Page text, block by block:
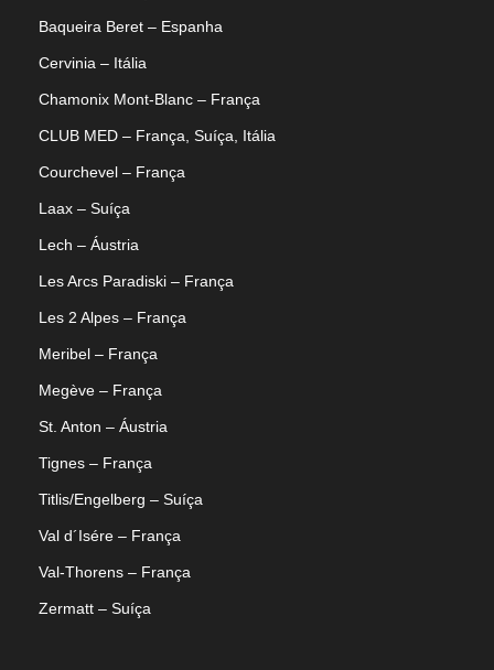
Baqueira Beret – Espanha
Cervinia – Itália
Chamonix Mont-Blanc – França
CLUB MED – França, Suíça, Itália
Courchevel – França
Laax – Suíça
Lech – Áustria
Les Arcs Paradiski – França
Les 2 Alpes – França
Meribel – França
Megève – França
St. Anton – Áustria
Tignes – França
Titlis/Engelberg – Suíça
Val d´Isére – França
Val-Thorens – França
Zermatt – Suíça